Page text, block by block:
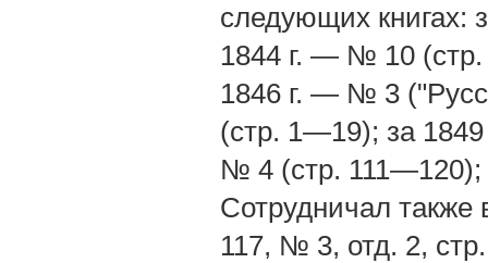
следующих книгах:
1844 г. — № 10
1846 г. — № 3
(стр. 1—19); за
№ 4 (стр.
Сотрудничал также
117, № 3, отд. 2,